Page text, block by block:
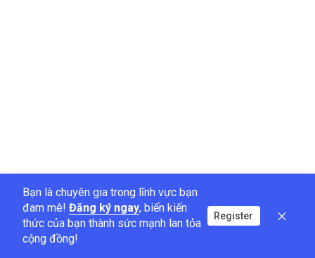
Bạn là chuyên gia trong lĩnh vực bạn
đam mê! Đăng ký ngay, biến kiến
thức của bạn thành sức mạnh lan tỏa
cộng đồng!
Register